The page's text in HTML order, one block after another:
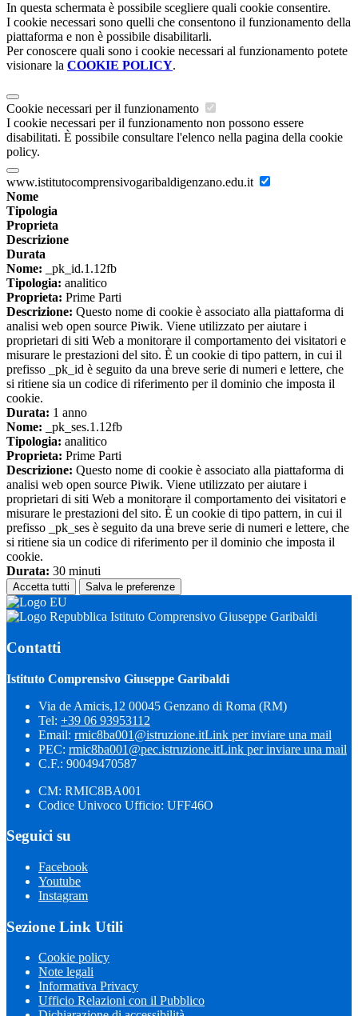
In questa schermata è possibile scegliere quali cookie consentire.
I cookie necessari sono quelli che consentono il funzionamento della
piattaforma e non è possibile disabilitarli.
Per conoscere quali sono i cookie necessari al funzionamento potete
visionare la COOKIE POLICY.
Cookie necessari per il funzionamento
I cookie necessari per il funzionamento non possono essere
disabilitati. È possibile consultare l'elenco nella pagina della cookie
policy.
www.istitutocomprensivogaribaldigenzano.edu.it
Nome
Tipologia
Proprieta
Descrizione
Durata
Nome: _pk_id.1.12fb
Tipologia: analitico
Proprieta: Prime Parti
Descrizione: Questo nome di cookie è associato alla piattaforma di
analisi web open source Piwik. Viene utilizzato per aiutare i
proprietari di siti Web a monitorare il comportamento dei visitatori e
misurare le prestazioni del sito. È un cookie di tipo pattern, in cui il
prefisso _pk_id è seguito da una breve serie di numeri e lettere, che
si ritiene sia un codice di riferimento per il dominio che imposta il
cookie.
Durata: 1 anno
Nome: _pk_ses.1.12fb
Tipologia: analitico
Proprieta: Prime Parti
Descrizione: Questo nome di cookie è associato alla piattaforma di
analisi web open source Piwik. Viene utilizzato per aiutare i
proprietari di siti Web a monitorare il comportamento dei visitatori e
misurare le prestazioni del sito. È un cookie di tipo pattern, in cui il
prefisso _pk_ses è seguito da una breve serie di numeri e lettere, che
si ritiene sia un codice di riferimento per il dominio che imposta il
cookie.
Durata: 30 minuti
Accetta tutti Salva le preferenze
Istituto Comprensivo Giuseppe Garibaldi
Contatti
Istituto Comprensivo Giuseppe Garibaldi
Via de Amicis,12 00045 Genzano di Roma (RM)
Tel: +39 06 93953112
Email: rmic8ba001@istruzione.itLink per inviare una mail
PEC: rmic8ba001@pec.istruzione.itLink per inviare una mail
C.F.: 90049470587
CM: RMIC8BA001
Codice Univoco Ufficio: UFF46O
Seguici su
Facebook
Youtube
Instagram
Sezione Link Utili
Cookie policy
Note legali
Informativa Privacy
Ufficio Relazioni con il Pubblico